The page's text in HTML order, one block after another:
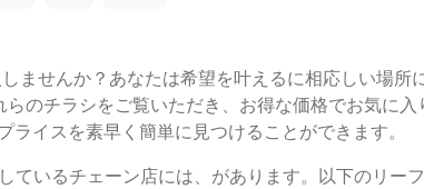
ませんか？あなたは希望を叶えるに相応しい場所
のチラシをご覧いただき、お得な価格でお気に入
ライスを素早く簡単に見つけることができます。
ているチェーン店には、があります。以下のリー